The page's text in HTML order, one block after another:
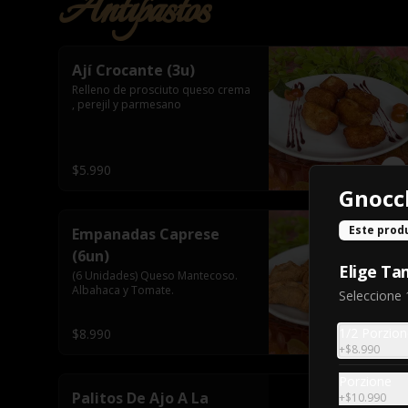
Ají Crocante (3u)
Relleno de prosciuto queso crema
, perejil y parmesano
$5.990
Empanadas Caprese
(6un)
(6 Unidades) Queso Mantecoso.
Albahaca y Tomate.
$8.990
Palitos De Ajo A La
Este
Elige
Seleccione
+$8.990
+$10.990